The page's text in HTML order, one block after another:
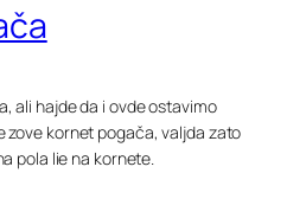
ali hajde da i ovde ostavimo
zove kornet pogača, valjda zato
pola lie na kornete.